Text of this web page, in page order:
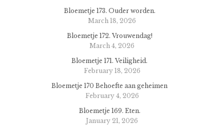
Bloemetje 173. Ouder worden.
March 18, 2026
Bloemetje 172. Vrouwendag!
March 4, 2026
Bloemetje 171. Veiligheid.
February 18, 2026
Bloemetje 170 Behoefte aan geheimen
February 4, 2026
Bloemetje 169. Eten.
January 21, 2026